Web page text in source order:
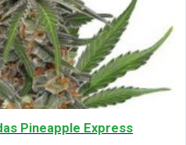
Pineapple Express